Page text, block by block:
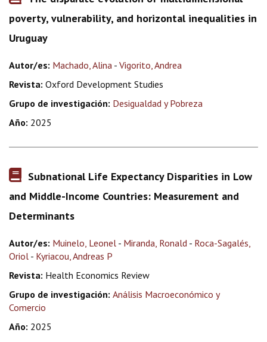
poverty, vulnerability, and horizontal inequalities in
Uruguay
Autor/es: Machado, Alina - Vigorito, Andrea
Revista: Oxford Development Studies
Grupo de investigación: Desigualdad y Pobreza
Año: 2025
Subnational Life Expectancy Disparities in Low
and Middle-Income Countries: Measurement and
Determinants
Autor/es: Muinelo, Leonel - Miranda, Ronald - Roca-Sagalés,
Oriol - Kyriacou, Andreas P
Revista: Health Economics Review
Grupo de investigación: Análisis Macroeconómico y
Comercio
Año: 2025